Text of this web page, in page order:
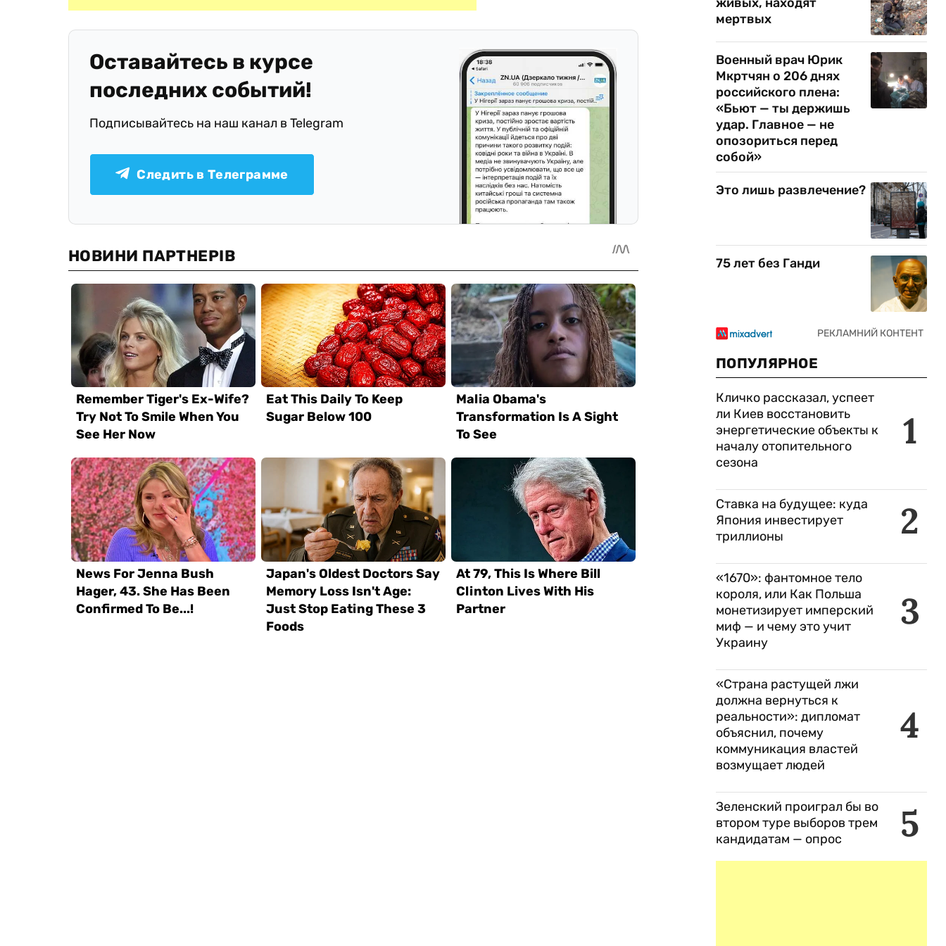
Оставайтесь в курсе
последних событий!
Подписывайтесь на наш канал в Telegram
Следить в Телеграмме
мертвых
Военный врач Юрик
Мкртчян о 206 днях
российского плена:
«Бьют — ты держишь
удар. Главное — не
опозориться перед
собой»
Это лишь развлечение?
75 лет без Ганди
ПОПУЛЯРНОЕ
1
Кличко рассказал, успеет
ли Киев восстановить
энергетические объекты к
началу отопительного
сезона
2
Ставка на будущее: куда
Япония инвестирует
триллионы
3
«1670»: фантомное тело
короля, или Как Польша
монетизирует имперский
миф — и чему это учит
Украину
4
«Страна растущей лжи
должна вернуться к
реальности»: дипломат
объяснил, почему
коммуникация властей
возмущает людей
5
Зеленский проиграл бы во
втором туре выборов трем
кандидатам — опрос